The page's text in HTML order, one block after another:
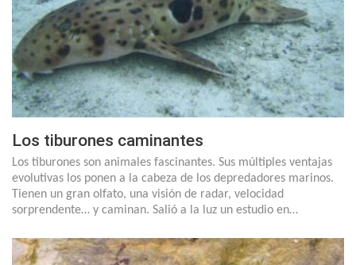
Los tiburones caminantes
Los tiburones son animales fascinantes. Sus múltiples ventajas
evolutivas los ponen a la cabeza de los depredadores marinos.
Tienen un gran olfato, una visión de radar, velocidad
sorprendente… y caminan. Salió a la luz un estudio en…